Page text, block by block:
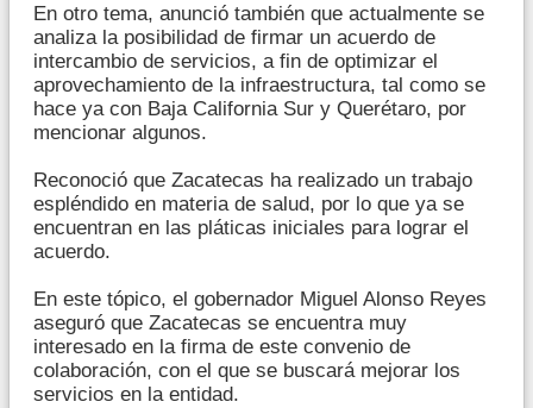
En otro tema, anunció también que actualmente se
analiza la posibilidad de firmar un acuerdo de
intercambio de servicios, a fin de optimizar el
aprovechamiento de la infraestructura, tal como se
hace ya con Baja California Sur y Querétaro, por
mencionar algunos.
Reconoció que Zacatecas ha realizado un trabajo
espléndido en materia de salud, por lo que ya se
encuentran en las pláticas iniciales para lograr el
acuerdo.
En este tópico, el gobernador Miguel Alonso Reyes
aseguró que Zacatecas se encuentra muy
interesado en la firma de este convenio de
colaboración, con el que se buscará mejorar los
servicios en la entidad.